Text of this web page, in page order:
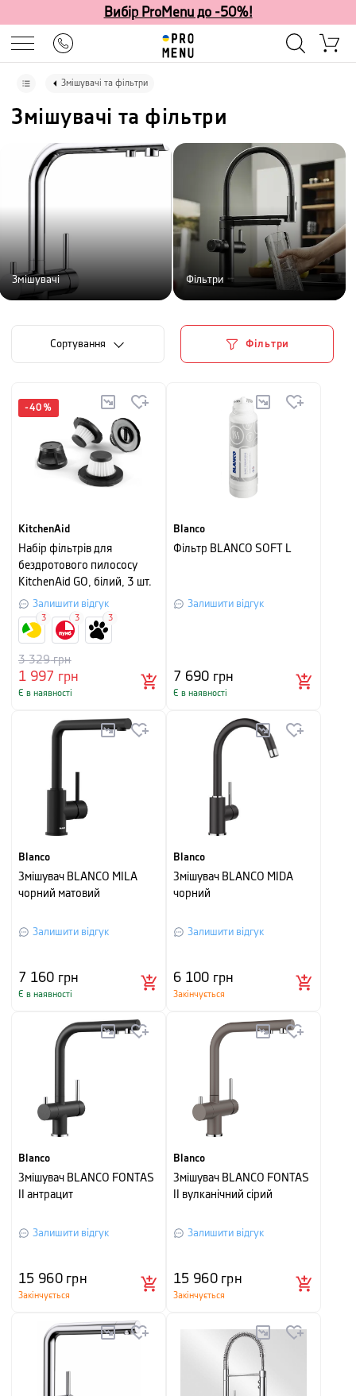
Вибір ProMenu до -50%!
Змішувачі та фільтри
Змішувачі та фільтри
Змішувачі Фільтри
Сортування Фільтри
-40 %
KitchenAid
Набір фільтрів для
бездротового пилососу
KitchenAid GO, білий, 3 шт.
Залишити відгук
1 997 грн
3 329грн
Є в наявності
3 3 3
Blanco
Фільтр BLANCO SOFT L
Залишити відгук
7 690 грн
Є в наявності
Blanco
Змішувач BLANCO MILA
чорний матовий
Залишити відгук
7 160 грн
Є в наявності
Blanco
Змішувач BLANCO MIDA
чорний
Залишити відгук
6 100 грн
Закінчується
Blanco
Змішувач BLANCO FONTAS
II антрацит
Залишити відгук
15 960грн
Закінчується
Blanco
Змішувач BLANCO FONTAS
II вулканічний сірий
Залишити відгук
15 960грн
Закінчується